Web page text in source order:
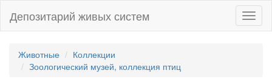
Депозитарий живых систем
Животные
Коллекции
Зоологический музей, коллекция птиц